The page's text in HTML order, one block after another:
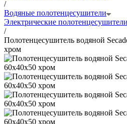
/
Водяные полотенцесушители
Электрические полотенцесушители
/
Полотенцесушитель водяной
хром